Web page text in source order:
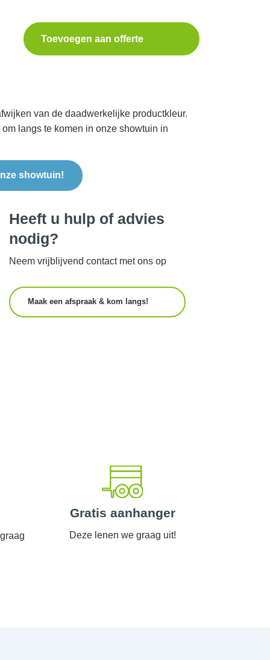
Toevoegen aan offerte
van de daadwerkelijke productkleur.
langs te komen in onze showtuin in
showtuin!
Heeft u hulp of advies
nodig?
Neem vrijblijvend contact met ons op
Maak een afspraak & kom langs!
Gratis aanhanger
Deze lenen we graag uit!